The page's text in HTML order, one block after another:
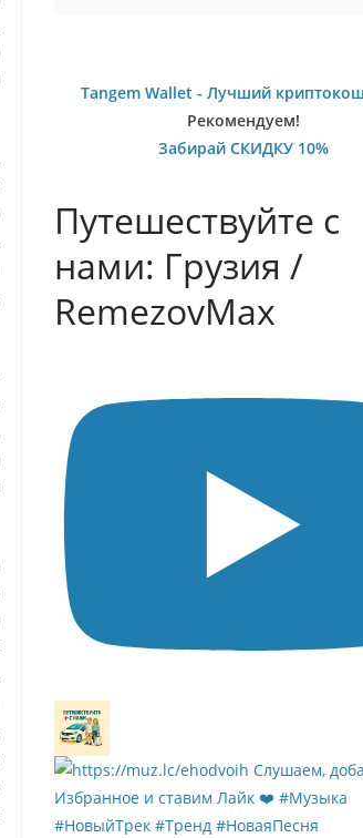
Tangem Wallet - Лучший
Рекомендуем!
Забирай СКИДКУ 10%
Путешествуйте с
нами: Грузия /
RemezovMax